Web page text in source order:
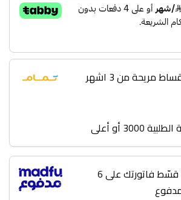
قسط مشترياتك باقساط مريحة من 3 اشهر
أو أعلى
لا تؤجل مشترياتك! قسّط فاتورتك على 6